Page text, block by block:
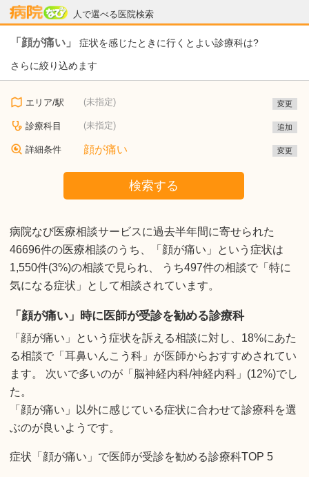
人で選べる医院検索
病院なび
「顔が痛い」 症状を感じたときに行くとよい診療科は?
さらに絞り込めます
エリア/駅 (未指定) 変更
診療科目 (未指定) 追加
詳細条件 顔が痛い 変更
検索する
病院なび医療相談サービスに過去半年間に寄せられた
46696件の医療相談のうち、「顔が痛い」という症状は
1,550件(3%)の相談で見られ、 うち497件の相談で「特に
気になる症状」として相談されています。
「顔が痛い」時に医師が受診を勧める診療科
「顔が痛い」という症状を訴える相談に対し、18%にあた
る相談で「耳鼻いんこう科」が医師からおすすめされてい
ます。 次いで多いのが「脳神経内科/神経内科」(12%)でし
た。
「顔が痛い」以外に感じている症状に合わせて診療科を選
ぶのが良いようです。
症状「顔が痛い」で医師が受診を勧める診療科TOP 5